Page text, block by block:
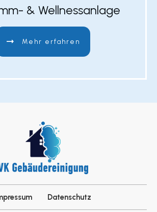
& Wellnessanlage
Mehr erfahren
Datenschutz